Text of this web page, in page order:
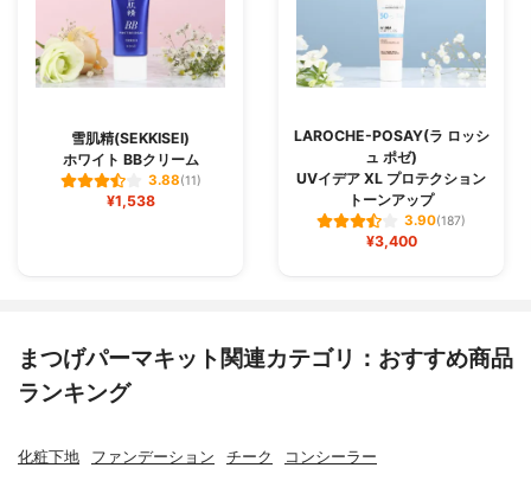
雪肌精(SEKKISEI)
ホワイト BBクリーム
3.88(11)
¥1,538
LAROCHE-POSAY(ラ ロッシ
ュ ポゼ)
UVイデア XL プロテクション
トーンアップ
3.90(187)
¥3,400
まつげパーマキット関連カテゴリ：おすすめ商品
ランキング
化粧下地 ファンデーション チーク コンシーラー